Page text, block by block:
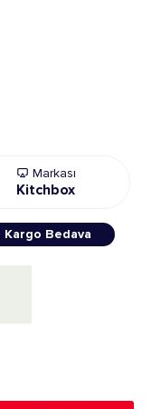
Markası
Kitchbox
Kargo Bedava